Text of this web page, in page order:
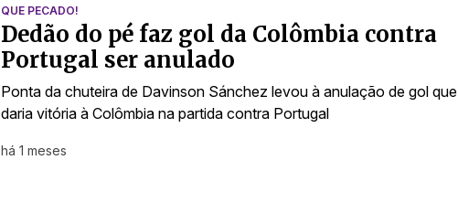
QUE PECADO!
Dedão do pé faz gol da Colômbia contra
Portugal ser anulado
Ponta da chuteira de Davinson Sánchez levou à anulação de gol que
daria vitória à Colômbia na partida contra Portugal
há 1 meses